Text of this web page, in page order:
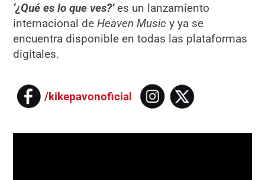
‘¿Qué es lo que ves?’ es un lanzamiento
internacional deHeaven Music y ya se
encuentra disponible en todas las plataformas
digitales.
/kikepavonoficial